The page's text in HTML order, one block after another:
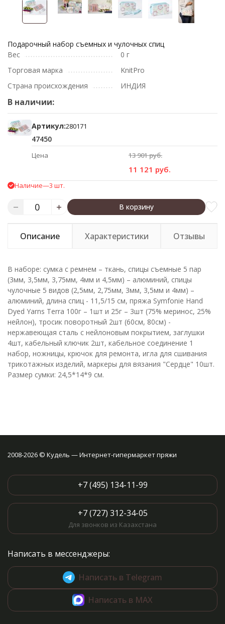
Подарочный набор съемных и чулочных спиц
Вес
0 г
Торговая марка
KnitPro
Страна происхождения
ИНДИЯ
В наличии:
Артикул:280171
47450
Цена 13 901 руб.
11 121 руб.
Наличие—3 шт.
В корзину
Описание Характеристики Отзывы
В наборе: сумка с ремнем – ткань, спицы съемные 5 пар
(3мм, 3,5мм, 3,75мм, 4мм и 4,5мм) – алюминий, спицы
чулочные 5 видов (2,5мм, 2,75мм, 3мм, 3,5мм и 4мм) –
алюминий, длина спиц - 11,5/15 см, пряжа Symfonie Hand
Dyed Yarns Terra 100г – 1шт и 25г – 3шт (75% меринос, 25%
нейлон), тросик поворотный 2шт (60см, 80см) -
нержавеющая сталь с нейлоновым покрытием, заглушки
4шт, кабельный ключик 2шт, кабельное соединение 1
набор, ножницы, крючок для ремонта, игла для сшивания
трикотажных изделий, маркеры для вязания "Сердце" 10шт.
Размер сумки: 24,5*14*9 см.
2008-2026 © Кудель — Интернет-гипермаркет пряжи
+7 (495) 134-11-99
+7 (727) 312-34-05
Для звонков из Казахстана
Написать в мессенджеры:
Написать в Telegram
Написать в MAX